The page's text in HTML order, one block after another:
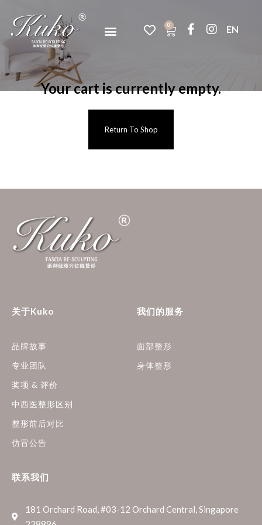
0 EN
Your cart is currently empty.
Return To Shop
关于Kuko
品牌故事
专业团队
奖项 & 评价
中西医整形区别
整形前后对比
仿冒公告
我们的服务
面部整形
身体整形
联系我们
181 Orchard Road, #03-12 Orchard Central, Singapore